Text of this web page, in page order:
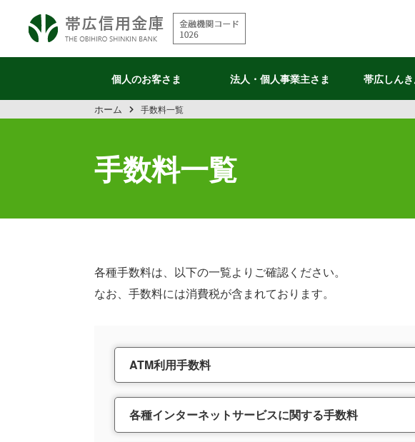
帯広信用
個人のお客さま 法人・個人事業主さま 帯広しん
ホーム 手数料一覧
手数料一覧
各種手数料は、以下の一覧よりご確認ください。
なお、手数料には消費税が含まれております。
ATM利用手数料
各種インターネットサービスに関する手数料